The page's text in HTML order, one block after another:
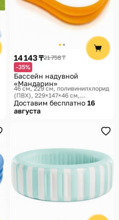
14 143 ₸21 758 ₸
-35%
Бассейн надувной
«Мандарин»
46 см, 229 см, поливинилхлорид
(ПВХ), 229×147×46 см,
229×147×46 см Intex
Доставим бесплатно 16
августа